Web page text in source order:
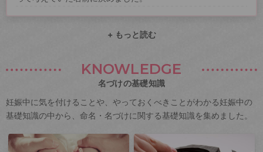
+ もっと読む
KNOWLEDGE
名づけの基礎知識
妊娠中に気を付けることや、やっておくべきことがわかる妊娠中の
基礎知識の中から、命名・名づけに関する基礎知識を集めました。